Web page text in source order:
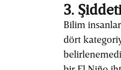
3.
Bilim
dört